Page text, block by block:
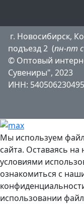
г. Новосибирск,
подъезд 2 (пн-пт
© Оптовый
Сувениры", 2023
ИНН: 540506230495
Мы используем
сайта. Оставаясь
условиями
ознакомиться с
использовании